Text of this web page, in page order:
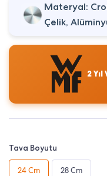
Materyal:
Çelik,
2
Tava Boyutu
24 Cm 28 Cm